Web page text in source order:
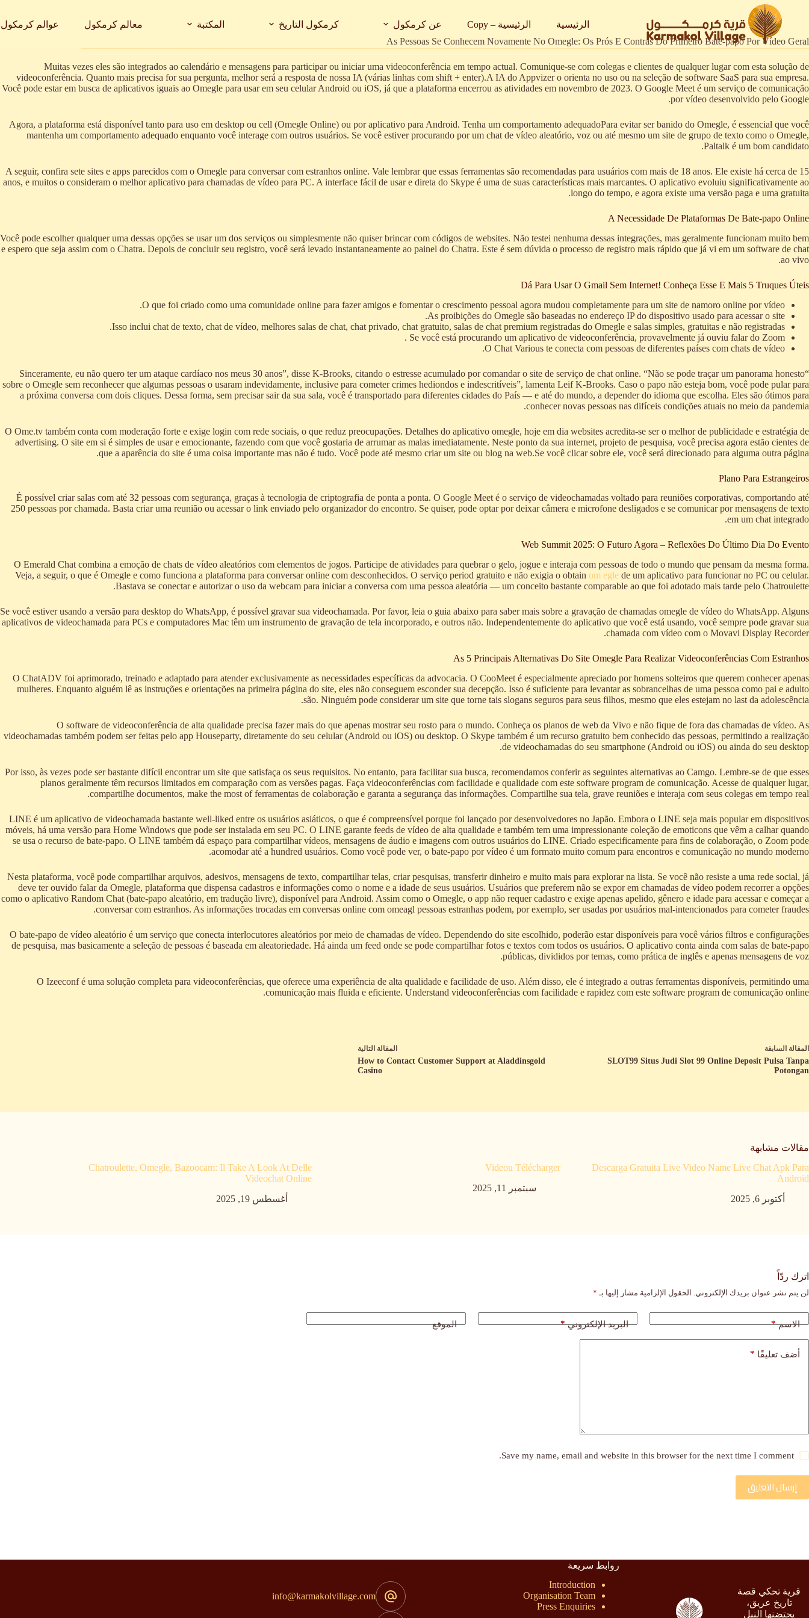
المحتوى
الرئيسية الرئيسية – Copy عن كرمكول كرمكول التاريخ المكتبة معالم كرمكول
عوالم كرمكول
As Pessoas Se Conhecem Novamente No Omegle: Os Prós E Contras Do Primeiro Bate-papo Por Vídeo Geral
Muitas vezes eles são integrados ao calendário e mensagens para participar ou iniciar uma videoconferência em tempo actual. Comunique-se com colegas e clientes de qualquer lugar com esta solução de
videoconferência. Quanto mais precisa for sua pergunta, melhor será a resposta de nossa IA (várias linhas com shift + enter).A IA do Appvizer o orienta no uso ou na seleção de software SaaS para sua empresa.
Você pode estar em busca de aplicativos iguais ao Omegle para usar em seu celular Android ou iOS, já que a plataforma encerrou as atividades em novembro de 2023. O Google Meet é um serviço de comunicação
por vídeo desenvolvido pelo Google.
Agora, a plataforma está disponível tanto para uso em desktop ou cell (Omegle Online) ou por aplicativo para Android. Tenha um comportamento adequadoPara evitar ser banido do Omegle, é essencial que você
mantenha um comportamento adequado enquanto você interage com outros usuários. Se você estiver procurando por um chat de vídeo aleatório, voz ou até mesmo um site de grupo de texto como o Omegle,
Paltalk é um bom candidato.
A seguir, confira sete sites e apps parecidos com o Omegle para conversar com estranhos online. Vale lembrar que essas ferramentas são recomendadas para usuários com mais de 18 anos. Ele existe há cerca de 15
anos, e muitos o consideram o melhor aplicativo para chamadas de vídeo para PC. A interface fácil de usar e direta do Skype é uma de suas características mais marcantes. O aplicativo evoluiu significativamente ao
longo do tempo, e agora existe uma versão paga e uma gratuita.
A Necessidade De Plataformas De Bate-papo Online
Você pode escolher qualquer uma dessas opções se usar um dos serviços ou simplesmente não quiser brincar com códigos de websites. Não testei nenhuma dessas integrações, mas geralmente funcionam muito bem
e espero que seja assim com o Chatra. Depois de concluir seu registro, você será levado instantaneamente ao painel do Chatra. Este é sem dúvida o processo de registro mais rápido que já vi em um software de chat
ao vivo.
Dá Para Usar O Gmail Sem Internet! Conheça Esse E Mais 5 Truques Úteis
O que foi criado como uma comunidade online para fazer amigos e fomentar o crescimento pessoal agora mudou completamente para um site de namoro online por vídeo.
As proibições do Omegle são baseadas no endereço IP do dispositivo usado para acessar o site.
Isso inclui chat de texto, chat de vídeo, melhores salas de chat, chat privado, chat gratuito, salas de chat premium registradas do Omegle e salas simples, gratuitas e não registradas.
Se você está procurando um aplicativo de videoconferência, provavelmente já ouviu falar do Zoom .
O Chat Various te conecta com pessoas de diferentes países com chats de vídeo.
“Sinceramente, eu não quero ter um ataque cardíaco nos meus 30 anos”, disse K-Brooks, citando o estresse acumulado por comandar o site de serviço de chat online. “Não se pode traçar um panorama honesto
sobre o Omegle sem reconhecer que algumas pessoas o usaram indevidamente, inclusive para cometer crimes hediondos e indescritíveis”, lamenta Leif K-Brooks. Caso o papo não esteja bom, você pode pular para
a próxima conversa com dois cliques. Dessa forma, sem precisar sair da sua sala, você é transportado para diferentes cidades do País — e até do mundo, a depender do idioma que escolha. Eles são ótimos para
conhecer novas pessoas nas difíceis condições atuais no meio da pandemia.
O Ome.tv também conta com moderação forte e exige login com rede sociais, o que reduz preocupações. Detalhes do aplicativo omegle, hoje em dia websites acredita-se ser o melhor de publicidade e estratégia de
advertising. O site em si é simples de usar e emocionante, fazendo com que você gostaria de arrumar as malas imediatamente. Neste ponto da sua internet, projeto de pesquisa, você precisa agora estão cientes de
que a aparência do site é uma coisa importante mas não é tudo. Você pode até mesmo criar um site ou blog na web.Se você clicar sobre ele, você será direcionado para alguma outra página.
Plano Para Estrangeiros
É possível criar salas com até 32 pessoas com segurança, graças à tecnologia de criptografia de ponta a ponta. O Google Meet é o serviço de videochamadas voltado para reuniões corporativas, comportando até
250 pessoas por chamada. Basta criar uma reunião ou acessar o link enviado pelo organizador do encontro. Se quiser, pode optar por deixar câmera e microfone desligados e se comunicar por mensagens de texto
em um chat integrado.
Web Summit 2025: O Futuro Agora – Reflexões Do Último Dia Do Evento
O Emerald Chat combina a emoção de chats de vídeo aleatórios com elementos de jogos. Participe de atividades para quebrar o gelo, jogue e interaja com pessoas de todo o mundo que pensam da mesma forma.
Veja, a seguir, o que é Omegle e como funciona a plataforma para conversar online com desconhecidos. O serviço period gratuito e não exigia o obtain om egle de um aplicativo para funcionar no PC ou celular.
Bastava se conectar e autorizar o uso da webcam para iniciar a conversa com uma pessoa aleatória — um conceito bastante comparable ao que foi adotado mais tarde pelo Chatroulette.
Se você estiver usando a versão para desktop do WhatsApp, é possível gravar sua videochamada. Por favor, leia o guia abaixo para saber mais sobre a gravação de chamadas omegle de vídeo do WhatsApp. Alguns
aplicativos de videochamada para PCs e computadores Mac têm um instrumento de gravação de tela incorporado, e outros não. Independentemente do aplicativo que você está usando, você sempre pode gravar sua
chamada com vídeo com o Movavi Display Recorder.
As 5 Principais Alternativas Do Site Omegle Para Realizar Videoconferências Com Estranhos
O ChatADV foi aprimorado, treinado e adaptado para atender exclusivamente as necessidades específicas da advocacia. O CooMeet é especialmente apreciado por homens solteiros que querem conhecer apenas
mulheres. Enquanto alguém lê as instruções e orientações na primeira página do site, eles não conseguem esconder sua decepção. Isso é suficiente para levantar as sobrancelhas de uma pessoa como pai e adulto
são. Ninguém pode considerar um site que torne tais slogans seguros para seus filhos, mesmo que eles estejam no last da adolescência.
O software de videoconferência de alta qualidade precisa fazer mais do que apenas mostrar seu rosto para o mundo. Conheça os planos de web da Vivo e não fique de fora das chamadas de vídeo. As
videochamadas também podem ser feitas pelo app Houseparty, diretamente do seu celular (Android ou iOS) ou desktop. O Skype também é um recurso gratuito bem conhecido das pessoas, permitindo a realização
de videochamadas do seu smartphone (Android ou iOS) ou ainda do seu desktop.
Por isso, às vezes pode ser bastante difícil encontrar um site que satisfaça os seus requisitos. No entanto, para facilitar sua busca, recomendamos conferir as seguintes alternativas ao Camgo. Lembre-se de que esses
planos geralmente têm recursos limitados em comparação com as versões pagas. Faça videoconferências com facilidade e qualidade com este software program de comunicação. Acesse de qualquer lugar,
compartilhe documentos, make the most of ferramentas de colaboração e garanta a segurança das informações. Compartilhe sua tela, grave reuniões e interaja com seus colegas em tempo real.
LINE é um aplicativo de videochamada bastante well-liked entre os usuários asiáticos, o que é compreensível porque foi lançado por desenvolvedores no Japão. Embora o LINE seja mais popular em dispositivos
móveis, há uma versão para Home Windows que pode ser instalada em seu PC. O LINE garante feeds de vídeo de alta qualidade e também tem uma impressionante coleção de emoticons que vêm a calhar quando
se usa o recurso de bate-papo. O LINE também dá espaço para compartilhar vídeos, mensagens de áudio e imagens com outros usuários do LINE. Criado especificamente para fins de colaboração, o Zoom pode
acomodar até a hundred usuários. Como você pode ver, o bate-papo por vídeo é um formato muito comum para encontros e comunicação no mundo moderno.
Nesta plataforma, você pode compartilhar arquivos, adesivos, mensagens de texto, compartilhar telas, criar pesquisas, transferir dinheiro e muito mais para explorar na lista. Se você não resiste a uma rede social, já
deve ter ouvido falar da Omegle, plataforma que dispensa cadastros e informações como o nome e a idade de seus usuários. Usuários que preferem não se expor em chamadas de vídeo podem recorrer a opções
como o aplicativo Random Chat (bate-papo aleatório, em tradução livre), disponível para Android. Assim como o Omegle, o app não requer cadastro e exige apenas apelido, gênero e idade para acessar e começar a
conversar com estranhos. As informações trocadas em conversas online com omeagl pessoas estranhas podem, por exemplo, ser usadas por usuários mal-intencionados para cometer fraudes.
O bate-papo de vídeo aleatório é um serviço que conecta interlocutores aleatórios por meio de chamadas de vídeo. Dependendo do site escolhido, poderão estar disponíveis para você vários filtros e configurações
de pesquisa, mas basicamente a seleção de pessoas é baseada em aleatoriedade. Há ainda um feed onde se pode compartilhar fotos e textos com todos os usuários. O aplicativo conta ainda com salas de bate-papo
públicas, divididos por temas, como prática de inglês e apenas mensagens de voz.
O Izeeconf é uma solução completa para videoconferências, que oferece uma experiência de alta qualidade e facilidade de uso. Além disso, ele é integrado a outras ferramentas disponíveis, permitindo uma
comunicação mais fluida e eficiente. Understand videoconferências com facilidade e rapidez com este software program de comunicação online.
المقالة السابقة
SLOT99 Situs Judi Slot 99 Online Deposit Pulsa Tanpa
Potongan
المقالة التالية
How to Contact Customer Support at Aladdinsgold
Casino
مقالات مشابهة
Descarga Gratuita Live Video Name Live Chat Apk Para
Android
أكتوبر 6, 2025
Videou Télécharger
سبتمبر 11, 2025
Chatroulette, Omegle, Bazoocam: Il Take A Look At Delle
Videochat Online
أغسطس 19, 2025
اترك ردّاً
لن يتم نشر عنوان بريدك الإلكتروني. الحقول الإلزامية مشار إليها بـ *
الاسم* البريد الإلكتروني* الموقع
أضف تعليقًا *
Save my name, email and website in this browser for the next time I comment.
إرسال التعليق
قرية تحكي قصة
تاريخ عريق،
يحتضنها النيل
روابط سريعة
Introduction
Organisation Team
Press Enquiries
info@karmakolvillage.com